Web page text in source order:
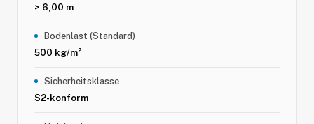
> 6,00 m
Bodenlast (Standard)
500 kg/m²
Sicherheitsklasse
S2-konform